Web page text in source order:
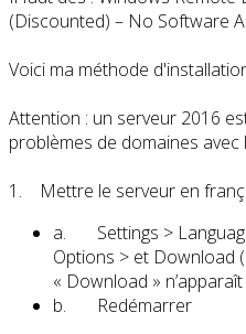
(Discounted) – No Software
Voici ma méthode
Attention : un serveur 2016
problèmes de domaines avec
1. Mettre le serveur en
a. Settings >
Options > et Download
« Download »
b. Redémarrer